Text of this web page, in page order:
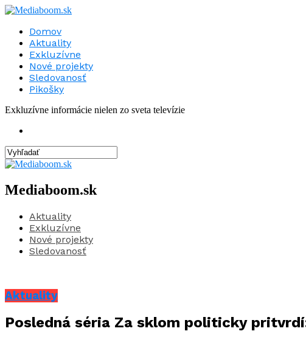
Domov
Aktuality
Exkluzívne
Nové projekty
Sledovanosť
Pikošky
Exkluzívne informácie nielen zo sveta televízie
Mediaboom.sk
Aktuality
Exkluzívne
Nové projekty
Sledovanosť
Aktuality
Posledná séria Za sklom politicky